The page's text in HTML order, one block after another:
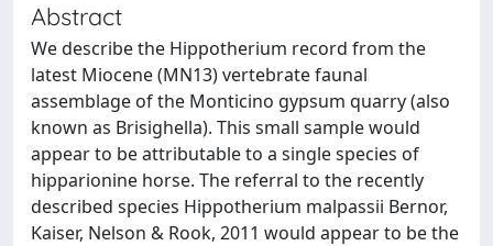
Abstract
We describe the Hippotherium record from the
latest Miocene (MN13) vertebrate faunal
assemblage of the Monticino gypsum quarry (also
known as Brisighella). This small sample would
appear to be attributable to a single species of
hipparionine horse. The referral to the recently
described species Hippotherium malpassii Bernor,
Kaiser, Nelson & Rook, 2011 would appear to be the